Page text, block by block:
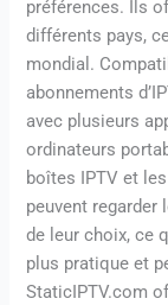
préférences. Ils
différents pays,
mondial.
abonnements
avec plusieurs
ordinateurs
boîtes IPTV et
peuvent regarder
de leur choix, ce
plus pratique et
StaticIPTV.com